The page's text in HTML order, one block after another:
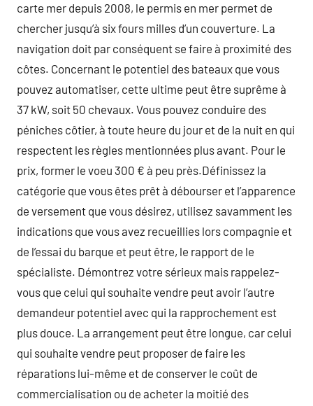
carte mer depuis 2008, le permis en mer permet de
chercher jusqu’à six fours milles d’un couverture. La
navigation doit par conséquent se faire à proximité des
côtes. Concernant le potentiel des bateaux que vous
pouvez automatiser, cette ultime peut être suprême à
37 kW, soit 50 chevaux. Vous pouvez conduire des
péniches côtier, à toute heure du jour et de la nuit en qui
respectent les règles mentionnées plus avant. Pour le
prix, former le voeu 300 € à peu près.Définissez la
catégorie que vous êtes prêt à débourser et l’apparence
de versement que vous désirez, utilisez savamment les
indications que vous avez recueillies lors compagnie et
de l’essai du barque et peut être, le rapport de le
spécialiste. Démontrez votre sérieux mais rappelez-
vous que celui qui souhaite vendre peut avoir l’autre
demandeur potentiel avec qui la rapprochement est
plus douce. La arrangement peut être longue, car celui
qui souhaite vendre peut proposer de faire les
réparations lui-même et de conserver le coût de
commercialisation ou de acheter la moitié des